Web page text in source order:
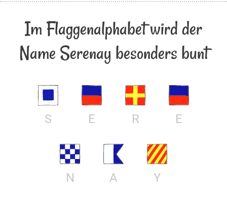
Im Flaggenalphabet wird der
Name Serenay besonders bunt
S E R E
N A Y